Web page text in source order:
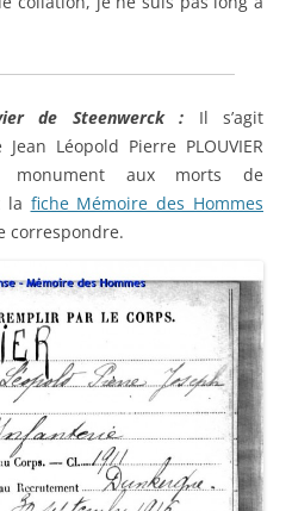
de Steenwerck : Il s’agit
Léopold Pierre PLOUVIER
aux morts de
la fiche Mémoire des Hommes
correspondre.